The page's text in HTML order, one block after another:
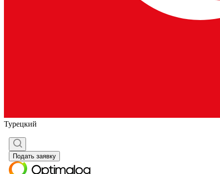
Турецкий
Подать заявку